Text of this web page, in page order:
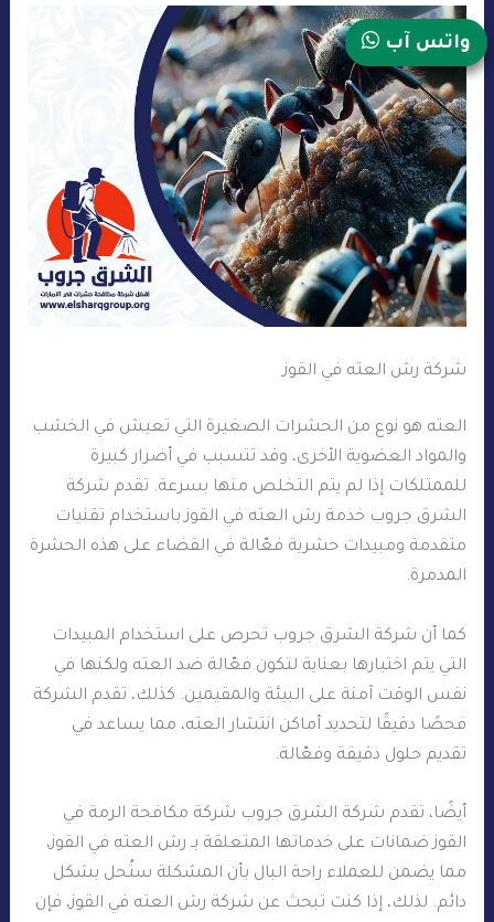
شركة رش العته في القوز
العته هو نوع من الحشرات الصغيرة التي تعيش في الخشب
والمواد العضوية الأخرى، وقد تتسبب في أضرار كبيرة
للممتلكات إذا لم يتم التخلص منها بسرعة. تقدم شركة
الشرق جروب خدمة رش العته في القوز باستخدام تقنيات
متقدمة ومبيدات حشرية فعّالة في القضاء على هذه الحشرة
المدمرة.
كما أن شركة الشرق جروب تحرص على استخدام المبيدات
التي يتم اختيارها بعناية لتكون فعّالة ضد العته ولكنها في
نفس الوقت آمنة على البيئة والمقيمين. كذلك، تقدم الشركة
فحصًا دقيقًا لتحديد أماكن انتشار العته، مما يساعد في
تقديم حلول دقيقة وفعّالة.
أيضًا، تقدم شركة الشرق جروب شركة مكافحة الرمة في
القوز ضمانات على خدماتها المتعلقة بـ رش العته في القوز،
مما يضمن للعملاء راحة البال بأن المشكلة ستُحل بشكل
دائم. لذلك، إذا كنت تبحث عن شركة رش العته في القوز، فإن
واتس آب